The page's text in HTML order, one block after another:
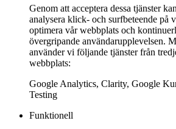
Genom att acceptera dessa tjänster
analysera klick- och surfbeteende på
optimera vår webbplats och
övergripande användarupplevelsen.
använder vi följande tjänster från
webbplats:
Google Analytics, Clarity, Google
Testing
Funktionell